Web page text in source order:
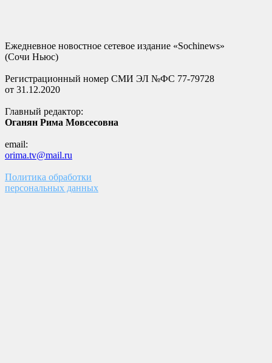
Ежедневное новостное сетевое издание «Sochinews»
(Сочи Ньюс)
Регистрационный номер СМИ ЭЛ №ФС 77-79728
от 31.12.2020
Главный редактор:
Оганян Рима Мовсесовна
email:
orima.tv@mail.ru
Политика обработки
персональных данных